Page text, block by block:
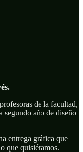
de la facultad,
segundo año de diseño
entrega gráfica que
que quisiéramos.